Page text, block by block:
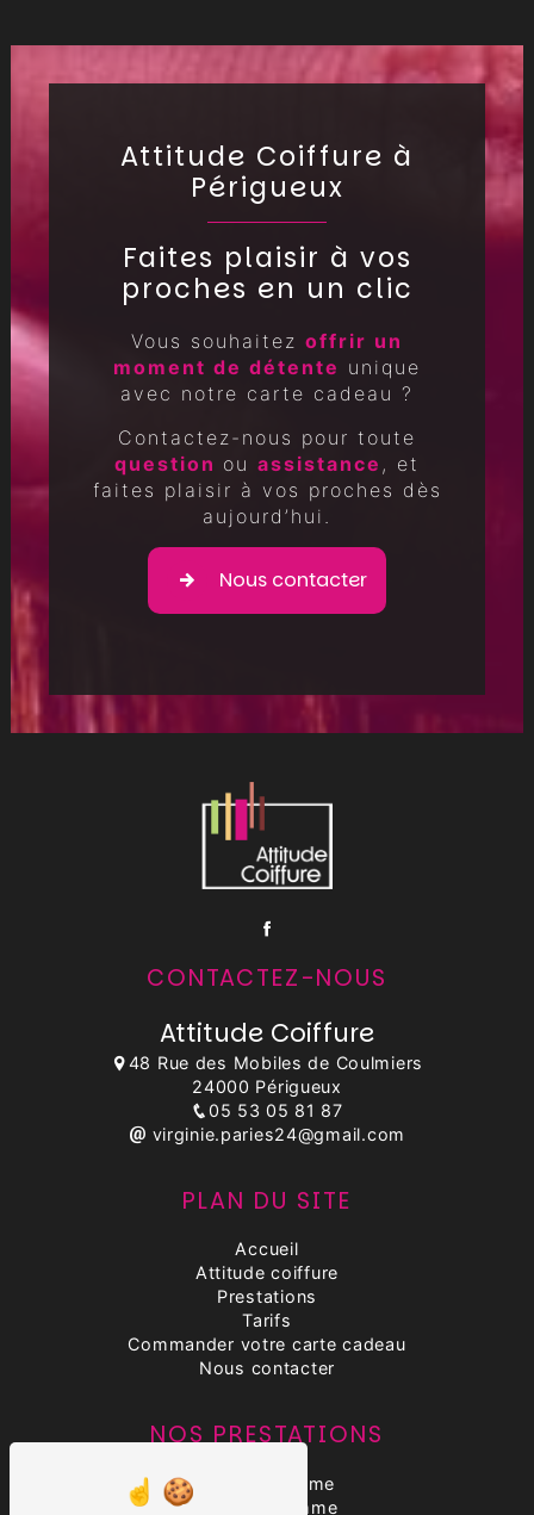
Attitude Coiffure à
Périgueux
Faites plaisir à vos
proches en un clic
Vous souhaitez offrir un
moment de détente unique
avec notre carte cadeau ?
Contactez-nous pour toute
question ou assistance , et
faites plaisir à vos proches dès
aujourd’hui.
Nous contacter
CONTACTEZ-NOUS
Attitude Coiffure
48 Rue des Mobiles de Coulmiers
24000 Périgueux
05 53 05 81 87
virginie.paries24@gmail.com
PLAN DU SITE
Accueil
Attitude coiffure
Prestations
Tarifs
Commander votre carte cadeau
Nous contacter
NOS PRESTATIONS
Coiffure femme
Coiffure homme